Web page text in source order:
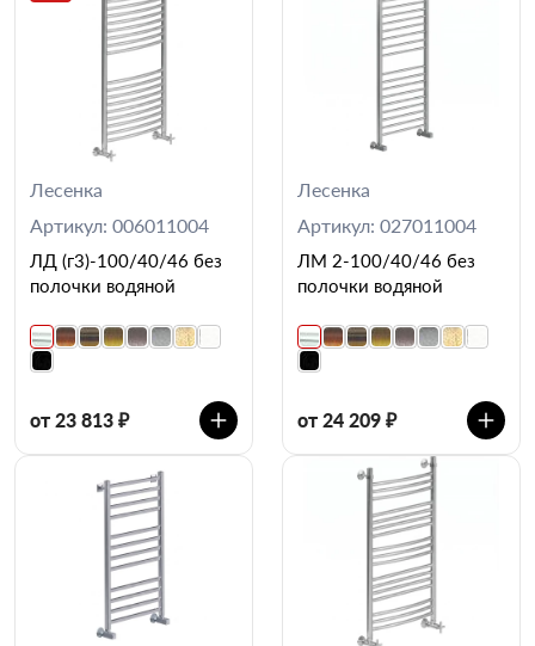
Лесенка
Артикул: 006011004
ЛД (г3)-100/40/46 без
полочки водяной
от 23 813 ₽
Лесенка
Артикул: 027011004
ЛМ 2-100/40/46 без
полочки водяной
от 24 209 ₽